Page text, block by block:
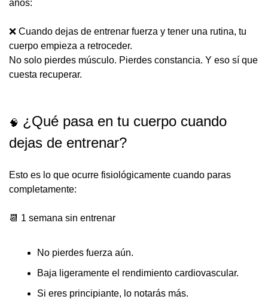
años:
❌ Cuando dejas de entrenar fuerza y tener una rutina, tu
cuerpo empieza a retroceder.
No solo pierdes músculo. Pierdes constancia. Y eso sí que
cuesta recuperar.
🧠 ¿Qué pasa en tu cuerpo cuando
dejas de entrenar?
Esto es lo que ocurre fisiológicamente cuando paras
completamente:
📆 1 semana sin entrenar
No pierdes fuerza aún.
Baja ligeramente el rendimiento cardiovascular.
Si eres principiante, lo notarás más.